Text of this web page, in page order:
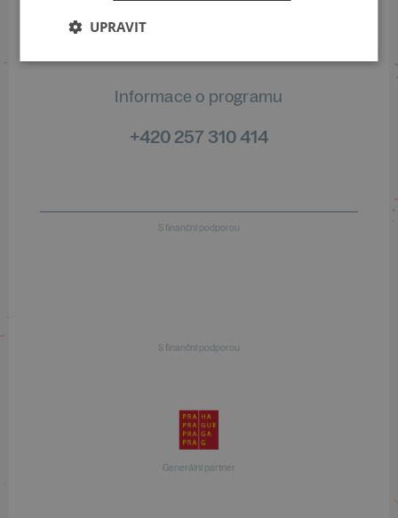
+420 461 049 232
Informace o programu
+420 257 310 414
S finanční podporou
S finanční podporou
Generální partner
UPRAVIT